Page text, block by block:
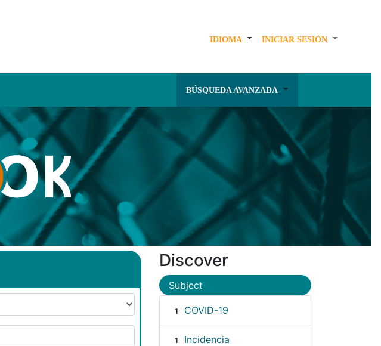
IDIOMA INICIAR SESIÓN
BÚSQUEDA AVANZADA
Discover
Subject
1 COVID-19
1 Incidencia